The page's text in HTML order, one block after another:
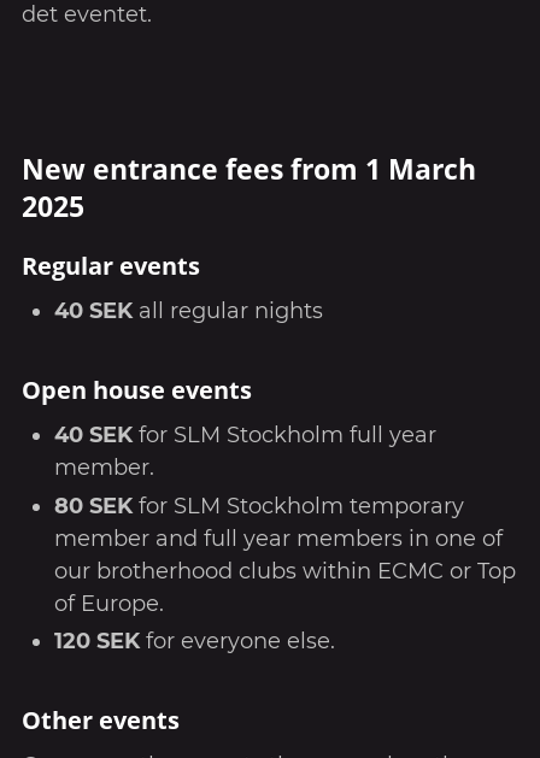
det eventet.
New entrance fees from 1 March
2025
Regular events
40 SEKall regular nights
Open house events
40 SEKfor SLM Stockholm full year
member.
80 SEKfor SLM Stockholm temporary
member and full year members in one of
our brotherhood clubs within ECMC or Top
of Europe.
120 SEKfor everyone else.
Other events